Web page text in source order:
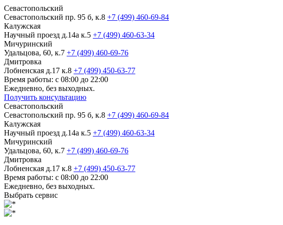
Севастопольский
Севастопольский пр. 95 б, к.8 +7 (499) 460-69-84
Калужская
Научный проезд д.14а к.5 +7 (499) 460-63-34
Мичуринский
Удальцова, 60, к.7 +7 (499) 460-69-76
Дмитровка
Лобненская д.17 к.8 +7 (499) 450-63-77
Время работы: с 08:00 до 22:00
Ежедневно, без выходных.
Получить консультацию
Севастопольский
Севастопольский пр. 95 б, к.8 +7 (499) 460-69-84
Калужская
Научный проезд д.14а к.5 +7 (499) 460-63-34
Мичуринский
Удальцова, 60, к.7 +7 (499) 460-69-76
Дмитровка
Лобненская д.17 к.8 +7 (499) 450-63-77
Время работы: с 08:00 до 22:00
Ежедневно, без выходных.
Выбрать сервис